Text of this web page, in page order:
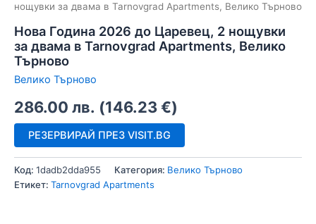
нощувки за двама в Tarnovgrad Apartments, Велико Търново
Нова Година 2026 до Царевец, 2 нощувки
за двама в Tarnovgrad Apartments, Велико
Търново
Велико Търново
286.00 лв. (146.23€)
РЕЗЕРВИРАЙ ПРЕЗ VISIT.BG
Код: 1dadb2dda955 Категория: Велико Търново
Етикет: Tarnovgrad Apartments